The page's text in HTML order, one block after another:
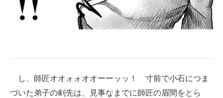
し、師匠オオォォオオーーッッ！ 寸前で小石につま
づいた弟子の剣先は、見事なまでに師匠の眉間をとら